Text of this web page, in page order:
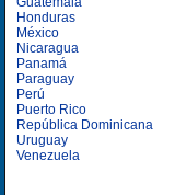
Honduras
México
Nicaragua
Panamá
Paraguay
Perú
Puerto Rico
República Dominicana
Uruguay
Venezuela